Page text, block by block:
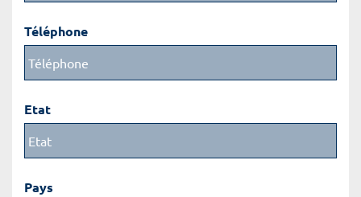
Téléphone
Etat
Pays